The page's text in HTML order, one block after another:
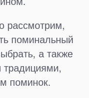
рассмотрим,
поминальный
а также
поминок.